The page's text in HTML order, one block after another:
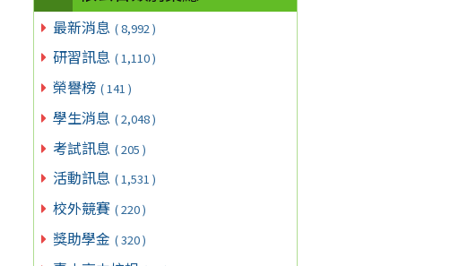
最新消息 ( 8,992 )
研習訊息 ( 1,110 )
榮譽榜 ( 141 )
學生消息 ( 2,048 )
考試訊息 ( 205 )
活動訊息 ( 1,531 )
校外競賽 ( 220 )
獎助學金 ( 320 )